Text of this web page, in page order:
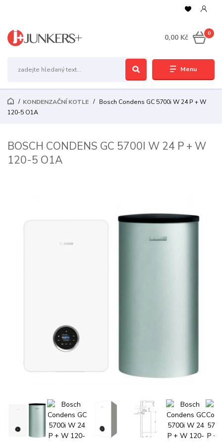
Menu
0
0,00 Kč
KONDENZAČNÍ KOTLE
Bosch Condens GC 5700i W 24 P + W
120-5 O1A
BOSCH CONDENS GC 5700I W 24 P + W
120-5 O1A